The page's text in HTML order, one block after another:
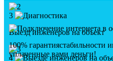
3
Выезд инженеров на объект
4
100% гарантиястабильности
уплаченные вами деньги!